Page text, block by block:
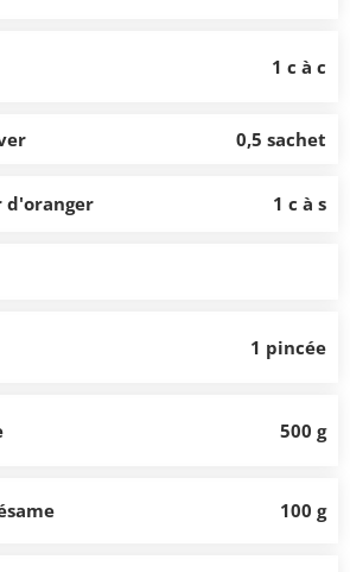
1 c à c
0,5 sachet
d'oranger 1 c à s
1 pincée
500 g
100 g